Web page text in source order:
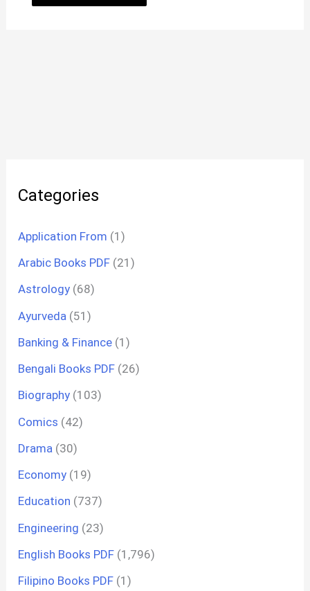
Categories
Application From (1)
Arabic Books PDF (21)
Astrology (68)
Ayurveda (51)
Banking & Finance (1)
Bengali Books PDF (26)
Biography (103)
Comics (42)
Drama (30)
Economy (19)
Education (737)
Engineering (23)
English Books PDF (1,796)
Filipino Books PDF (1)